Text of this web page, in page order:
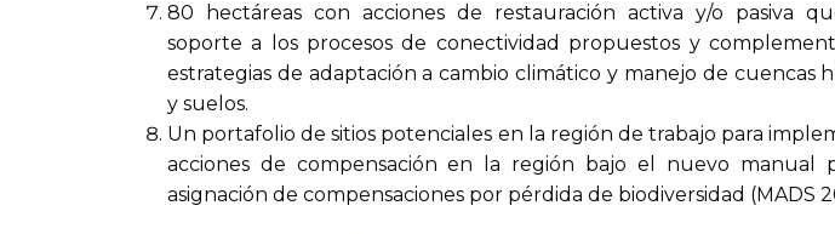
80 hectáreas con acciones de restauración activa y/o pasiva
soporte a los procesos de conectividad propuestos y
estrategias de adaptación a cambio climático y manejo de cuencas
y suelos.
Un portafolio de sitios potenciales en la región de trabajo para
acciones de compensación en la región bajo el nuevo manual
asignación de compensaciones por pérdida de biodiversidad (MADS